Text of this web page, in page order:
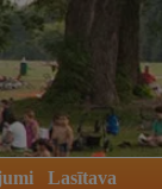
Lasītava